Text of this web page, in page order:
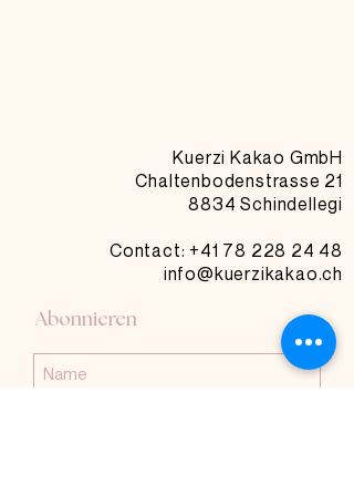
Kuerzi Kakao GmbH
Chaltenbodenstrasse 21
8834 Schindellegi
Contact: +41 78 228 24 48
info@kuerzikakao.ch
Abonnieren